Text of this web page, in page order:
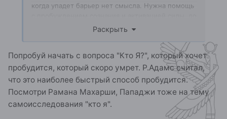
когда упадет барьер нет смысла. Нужна помощь
К моему сожалению времени у меня осталось не
так много и должен быть какой-то шанс это
Я так же осознаю что большинство
просветленных уже примкнули к лидерам и на
остальное им нет дела. Но должны
существовать люди которые на моей стороне и
Раскрыть
Попробуй начать с вопроса "Кто Я?", который хочет
пробудится, который скоро умрет. Р.Адамс считал,
что это наиболее быстрый способ пробудится.
Посмотри Рамана Махарши, Пападжи тоже на тему
самоисследования "кто я".